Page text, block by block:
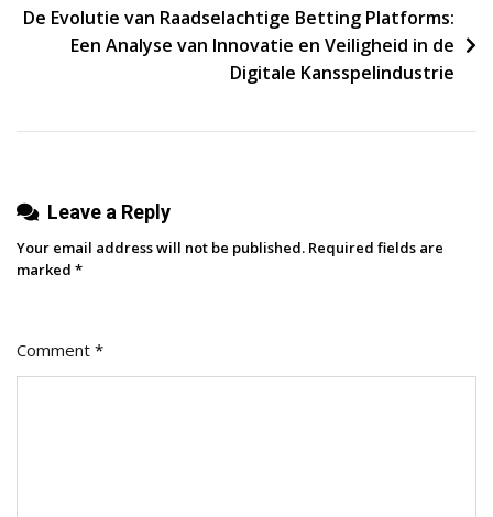
Cryptocurrency
Mining
With
Demos
De Evolutie van Raadselachtige Betting Platforms:
Een Analyse van Innovatie en Veiligheid in de
Digitale Kansspelindustrie
Leave a Reply
Your email address will not be published. Required fields are
marked *
Comment *